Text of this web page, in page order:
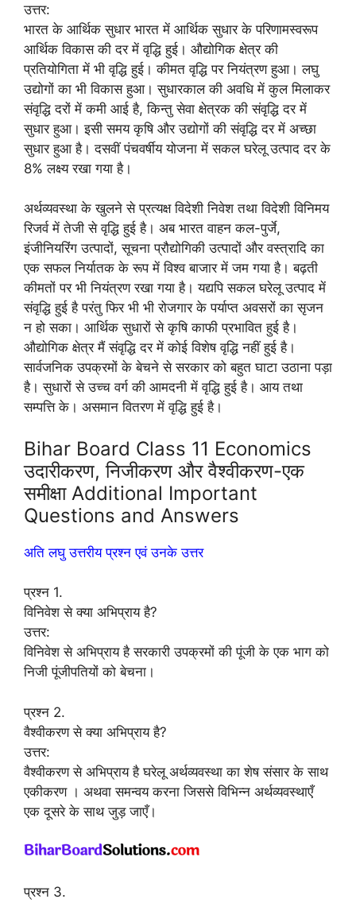
उत्तर:
भारत के आर्थिक सुधार भारत में आर्थिक सुधार के परिणामस्वरूप
आर्थिक विकास की दर में वृद्धि हुई। औद्योगिक क्षेत्र की
प्रतियोगिता में भी वृद्धि हुई। कीमत वृद्धि पर नियंत्रण हुआ। लघु
उद्योगों का भी विकास हुआ। सुधारकाल की अवधि में कुल मिलाकर
संवृद्धि दरों में कमी आई है, किन्तु सेवा क्षेत्रक की संवृद्धि दर में
सुधार हुआ। इसी समय कृषि और उद्योगों की संवृद्धि दर में अच्छा
सुधार हुआ है। दसवीं पंचवर्षीय योजना में सकल घरेलू उत्पाद दर के
8% लक्ष्य रखा गया है।
अर्थव्यवस्था के खुलने से प्रत्यक्ष विदेशी निवेश तथा विदेशी विनिमय
रिजर्व में तेजी से वृद्धि हुई है। अब भारत वाहन कल-पुर्जे,
इंजीनियरिंग उत्पादों, सूचना प्रौद्योगिकी उत्पादों और वस्त्रादि का
एक सफल निर्यातक के रूप में विश्व बाजार में जम गया है। बढ़ती
कीमतों पर भी नियंत्रण रखा गया है। यद्यपि सकल घरेलू उत्पाद में
संवृद्धि हुई है परंतु फिर भी भी रोजगार के पर्याप्त अवसरों का सृजन
न हो सका। आर्थिक सुधारों से कृषि काफी प्रभावित हुई है।
औद्योगिक क्षेत्र मैं संवृद्धि दर में कोई विशेष वृद्धि नहीं हुई है।
सार्वजनिक उपक्रमों के बेचने से सरकार को बहुत घाटा उठाना पड़ा
है। सुधारों से उच्च वर्ग की आमदनी में वृद्धि हुई है। आय तथा
सम्पत्ति के। असमान वितरण में वृद्धि हुई है।
Bihar Board Class 11 Economics
उदारीकरण, निजीकरण और वैश्वीकरण-एक
समीक्षा Additional Important
Questions and Answers
अति लघु उत्तरीय प्रश्न एवं उनके उत्तर
प्रश्न 1.
विनिवेश से क्या अभिप्राय है?
उत्तर:
विनिवेश से अभिप्राय है सरकारी उपक्रमों की पूंजी के एक भाग को
निजी पूंजीपतियों को बेचना।
प्रश्न 2.
वैश्वीकरण से क्या अभिप्राय है?
उत्तर:
वैश्वीकरण से अभिप्राय है घरेलू अर्थव्यवस्था का शेष संसार के साथ
एकीकरण । अथवा समन्वय करना जिससे विभिन्न अर्थव्यवस्थाएँ
एक दूसरे के साथ जुड़ जाएँ।
प्रश्न 3.